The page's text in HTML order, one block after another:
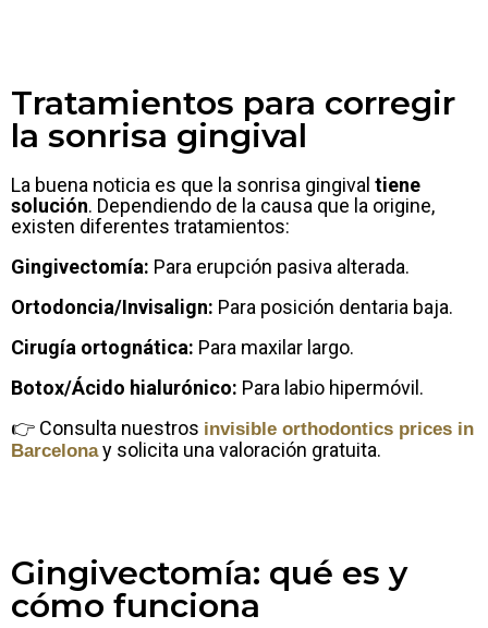
Tratamientos para corregir
la sonrisa gingival
La buena noticia es que la sonrisa gingival tiene
solución. Dependiendo de la causa que la origine,
existen diferentes tratamientos:
Gingivectomía: Para erupción pasiva alterada.
Ortodoncia/Invisalign: Para posición dentaria baja.
Cirugía ortognática: Para maxilar largo.
Botox/Ácido hialurónico: Para labio hipermóvil.
👉 Consulta nuestros invisible orthodontics prices in
Barcelonay solicita una valoración gratuita.
Gingivectomía: qué es y
cómo funciona